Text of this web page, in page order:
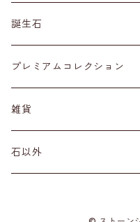
ネックレス・ペンダントト
リング
材質
プラチナ
その他アクセサリー
丸玉
標本
磨き石
ルース
ア行
アイオライト
アクアマリン
カ行
カーネリアン
カイヤナイト
サ行
サファイア
タ行
誕生石
１月
２月
３月
プレミアムコレクション
雑貨
天然石雑貨
石以外